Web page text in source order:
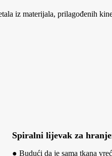
iz materijala, prilagođenih
Spiralni lijevak za
● Budući da je sama tkana